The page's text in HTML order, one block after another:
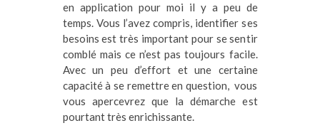
en application pour moi il y a peu de
temps. Vous l’avez compris, identifier ses
besoins est très important pour se sentir
comblé mais ce n’est pas toujours facile.
Avec un peu d’effort et une certaine
capacité à se remettre en question, vous
vous apercevrez que la démarche est
pourtant très enrichissante.